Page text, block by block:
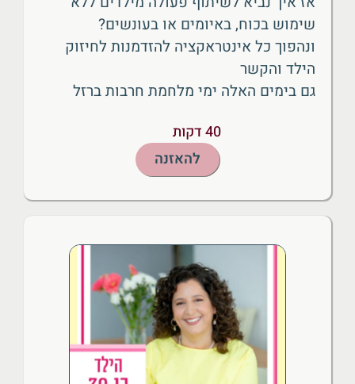
שימוש בכוח, באיומים או בעונשים?
ונהפוך כל אינטראקציה להזדמנות לחיזוק
הילד והקשר
גם בימים האלה ימי מלחמת חרבות ברזל
40 דקות
להאזנה